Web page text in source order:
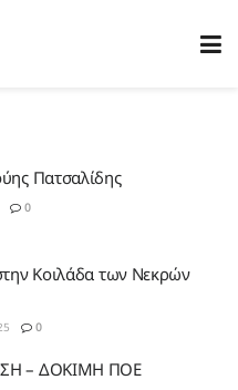
Πατσαλίδης
0
Κοιλάδα των Νεκρών
0
– ΔΟΚΙΜΗ ΠΟΕ